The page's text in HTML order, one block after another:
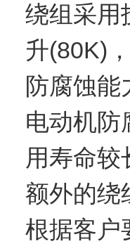
绕组采用
升(80K)
防腐蚀能
电动机防
用寿命较
额外的绕
根据客户